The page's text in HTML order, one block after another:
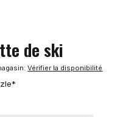
de ski
:Vérifier la disponibilité